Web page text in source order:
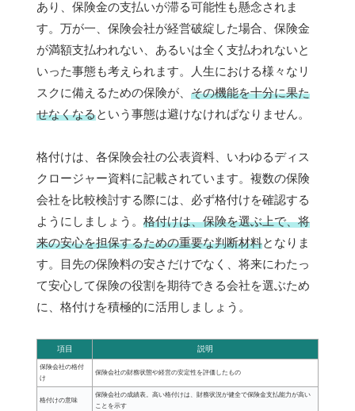
あり、保険金の支払いが滞る可能性も懸念されま
す。万が一、保険会社が経営破綻した場合、保険金
が満額支払われない、あるいは全く支払われないと
いった事態も考えられます。人生における様々なリ
スクに備えるための保険が、 その機能を十分に果た
せなくなるという事態は避けなければなりません。
格付けは、各保険会社の公表資料、いわゆるディス
クロージャー資料に記載されています。複数の保険
会社を比較検討する際には、必ず格付けを確認する
ようにしましょう。 格付けは、保険を選ぶ上で、将
来の安心を担保するための重要な判断材料となりま
す。目先の保険料の安さだけでなく、将来にわたっ
て安心して保険の役割を期待できる会社を選ぶため
に、格付けを積極的に活用しましょう。
項目 説明
保険会社の格付
け
保険会社の財務状態や経営の安定性を評価したもの
格付けの意味
保険会社の成績表。高い格付けは、財務状況が健全で保険金支払能力が高い
ことを示す